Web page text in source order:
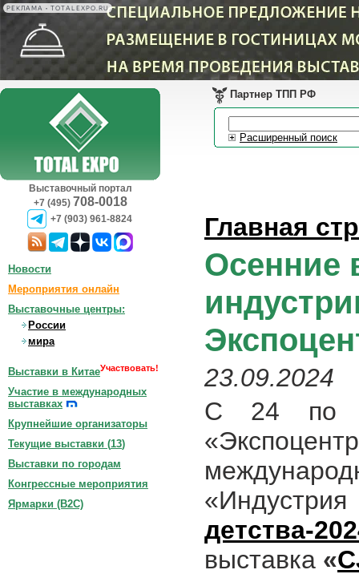
РЕКЛАМА • TOTALEXPO.RU
Выставочный портал
+7 (495) 708-0018
+7 (903) 961-8824
Партнер ТПП РФ
Расширенный поиск
Главная
Осенние
23.09.2024
С 24 по
детства-
выставка «
Новости
Мероприятия онлайн
Выставочные центры:
России
мира
Выставки в КитаеУчаствовать!
Участие в международных
выставках
Крупнейшие организаторы
Текущие выставки (13)
Выставки по городам
Конгрессные мероприятия
Ярмарки (B2C)